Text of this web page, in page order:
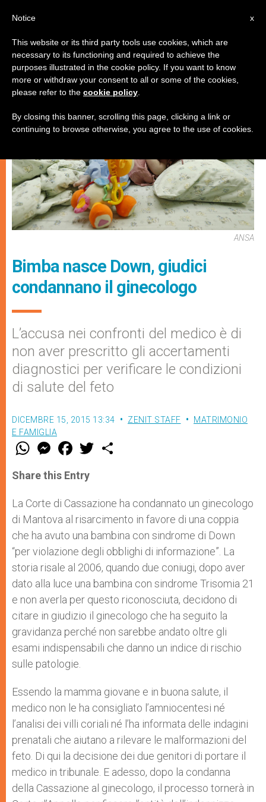
MATRIMONIO E FAMIGLIA
ANSA
Bimba nasce Down, giudici
condannano il ginecologo
L’accusa nei confronti del medico è di
non aver prescritto gli accertamenti
diagnostici per verificare le condizioni
di salute del feto
DICEMBRE 15, 2015 13:34 ZENIT STAFF
MATRIMONIO
E FAMIGLIA
W
t
s
p
p
M
e
s
e
g
e
r
F
a
e
b
o
k
w
r
Share this Entry
La Corte di Cassazione ha condannato un ginecologo
di Mantova al risarcimento in favore di una coppia
che ha avuto una bambina con sindrome di Down
“per violazione degli obblighi di informazione”. La
storia risale al 2006, quando due coniugi, dopo aver
dato alla luce una bambina con sindrome Trisomia 21
e non averla per questo riconosciuta, decidono di
citare in giudizio il ginecologo che ha seguito la
gravidanza perché non sarebbe andato oltre gli
esami indispensabili che danno un indice di rischio
sulle patologie.
Essendo la mamma giovane e in buona salute, il
medico non le ha consigliato l’amniocentesi né
l’analisi dei villi coriali né l’ha informata delle indagini
prenatali che aiutano a rilevare le malformazioni del
feto. Di qui la decisione dei due genitori di portare il
medico in tribunale. E adesso, dopo la condanna
della Cassazione al ginecologo, il processo tornerà in
x
Notice
This website or its third party tools use cookies, which are
necessary to its functioning and required to achieve the
purposes illustrated in the cookie policy. If you want to know
more or withdraw your consent to all or some of the cookies,
please refer to the cookie policy
By closing this banner, scrolling this page, clicking a link or
continuing to browse otherwise, you agree to the use of cookies.